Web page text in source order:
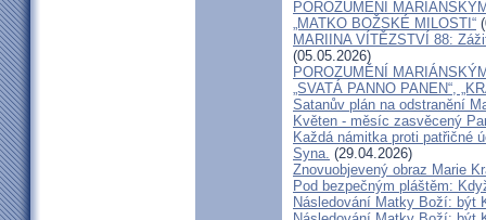
POROZUMĚNÍ
„MATKO BOŽSKÉ MILOSTI“
MARIINA VÍTĚZSTVÍ 88:
(05.05.2026)
POROZUMĚNÍ
„SVATÁ PANNO PANEN“,
Satanův plán na odstranění
Květen - měsíc zasvěcený
Každá námitka proti patřičné
Syna. (29.04.2026)
Znovuobjevený obraz Marie
Pod bezpečným pláštěm:
Následování Matky Boží: být